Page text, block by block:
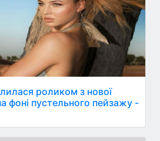
роликом з нової
фоні пустельного пейзажу -